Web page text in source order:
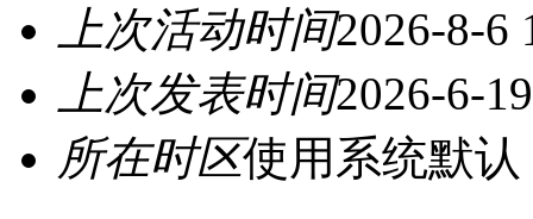
上次活动时间2026-8-6
上次发表时间2026-6-
所在时区使用系统默认